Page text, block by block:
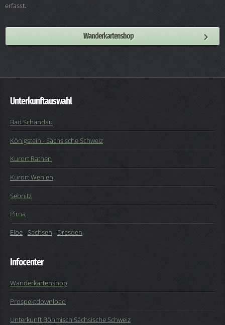
erfasst.
Wanderkartenshop
Unterkunftauswahl
Bad Schandau
Königstein - Sächsische Schweiz
Kurort Rathen
Kurort Wehlen
Sebnitz
Pirna
Elbe-Sachsen - Dresden
Infocenter
Wanderkartenshop
Prospektdownload
Unterkunft Böhmisch Sächsische Schweiz